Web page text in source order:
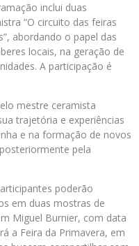
inclui duas
“O circuito das feiras
abordando o papel das
locais, na geração de
A participação é
mestre ceramista
trajetória e experiências
e na formação de novos
pela
poderão
em duas mostras de
Miguel Burnier, com data
a Feira da Primavera, em